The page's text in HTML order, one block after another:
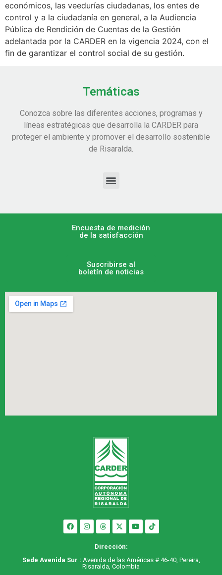
económicos, las veedurías ciudadanas, los entes de
control y a la ciudadanía en general, a la Audiencia
Pública de Rendición de Cuentas de la Gestión
adelantada por la CARDER en la vigencia 2024, con el
fin de garantizar el control social de su gestión.
Temáticas
Conozca sobre las diferentes acciones, programas y
líneas estratégicas que desarrolla la CARDER para
proteger el ambiente y promover el desarrollo sostenible
de Risaralda.
Encuesta de medición
de la satisfacción
Suscribirse al
boletín de noticias
Dirección:
Sede Avenida Sur : Avenida de las Américas # 46-40, Pereira,
Risaralda, Colombia